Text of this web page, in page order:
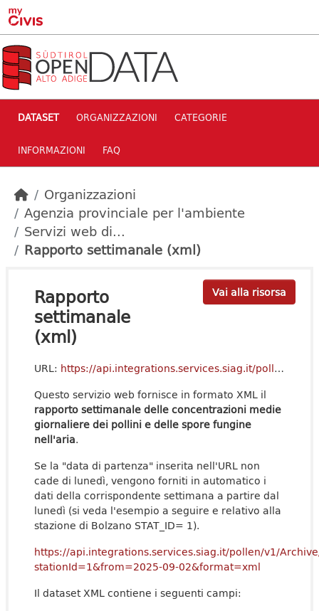
Skip to main content
DATASET ORGANIZZAZIONI CATEGORIE
INFORMAZIONI FAQ
Organizzazioni
Agenzia provinciale per l'ambiente
Servizi web di...
Rapporto settimanale (xml)
Vai alla risorsa
Rapporto
settimanale
(xml)
URL: https://api.integrations.services.siag.it/pollen/v1/Archive/GetWeekRepo?
Questo servizio web fornisce in formato XML il
rapporto settimanale delle concentrazioni medie
giornaliere dei pollini e delle spore fungine
nell'aria.
Se la "data di partenza" inserita nell'URL non
cade di lunedì, vengono forniti in automatico i
dati della corrispondente settimana a partire dal
lunedì (si veda l'esempio a seguire e relativo alla
stazione di Bolzano STAT_ID= 1).
https://api.integrations.services.siag.it/pollen/v1/
stationId=1&from=2025-09-02&format=xml
Il dataset XML contiene i seguenti campi: